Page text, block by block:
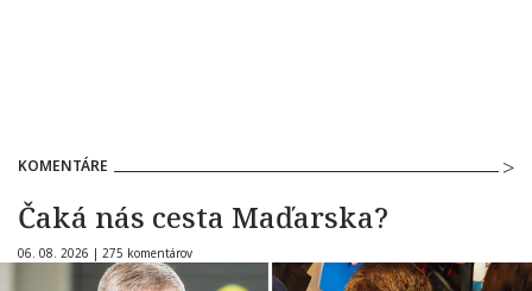
KOMENTÁRE
Čaká nás cesta Maďarska?
06. 08. 2026 | 275 komentárov